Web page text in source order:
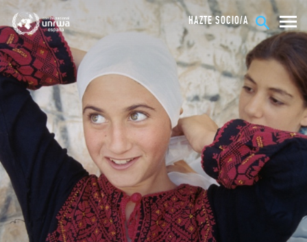
HAZTE SOCIO/A